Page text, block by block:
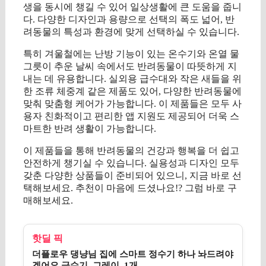
생을 동시에 챙길 수 있어 일상생활에 큰 도움을 줍니
다. 다양한 디자인과 용량으로 선택의 폭도 넓어, 반
려동물의 특성과 환경에 맞게 선택하실 수 있습니다.
특히 겨울철에는 난방 기능이 있는 온수기와 온열 물
그릇이 추운 날씨 속에서도 반려동물이 따뜻하게 지
내는 데 유용합니다. 실외용 급수대와 작은 새들을 위
한 조류 체중계 같은 제품도 있어, 다양한 반려동물에
맞춰 맞춤형 케어가 가능합니다. 이 제품들은 모두 사
용자 친화적이고 편리한 앱 지원도 제공되어 더욱 스
마트한 반려 생활이 가능합니다.
이 제품들을 통해 반려동물의 건강과 행복을 더 쉽고
안전하게 챙기실 수 있습니다. 실용성과 디자인 모두
갖춘 다양한 상품들이 준비되어 있으니, 지금 바로 선
택해보세요. 추천이 마음에 드셨나요!? 그럼 바로 구
매해보세요.
핫딜 픽
더플로우 댕냥님 집에 스마트 정수기 하나 놔드려야